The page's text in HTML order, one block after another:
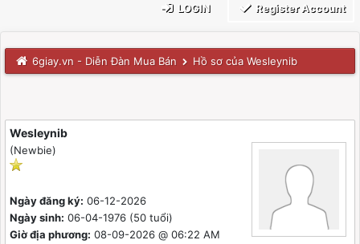
LOGIN Register Account
6giay.vn - Diễn Đàn Mua Bán Hồ sơ của Wesleynib
Wesleynib
(Newbie)
Ngày đăng ký: 06-12-2026
Ngày sinh: 06-04-1976 (50 tuổi)
Giờ địa phương: 08-09-2026 @ 06:22 AM